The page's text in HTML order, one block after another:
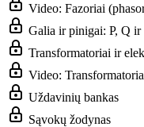
Video: Fazoriai
Galia ir pinigai: P, Q ir
Transformatoriai ir
Video:
Uždavinių bankas
Sąvokų žodynas